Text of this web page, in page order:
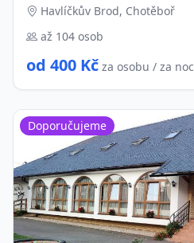
Havlíčkův Brod, Chotěboř
až 104 osob
od 400 Kč za osobu / za noc
Doporučujeme